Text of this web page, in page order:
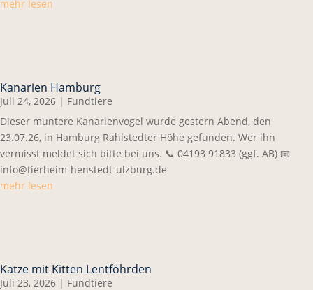
mehr lesen
Kanarien Hamburg
Juli 24, 2026 | Fundtiere
Dieser muntere Kanarienvogel wurde gestern Abend, den
23.07.26, in Hamburg Rahlstedter Höhe gefunden. Wer ihn
vermisst meldet sich bitte bei uns. 📞 04193 91833 (ggf. AB) 📧
info@tierheim-henstedt-ulzburg.de
mehr lesen
Katze mit Kitten Lentföhrden
Juli 23, 2026 | Fundtiere